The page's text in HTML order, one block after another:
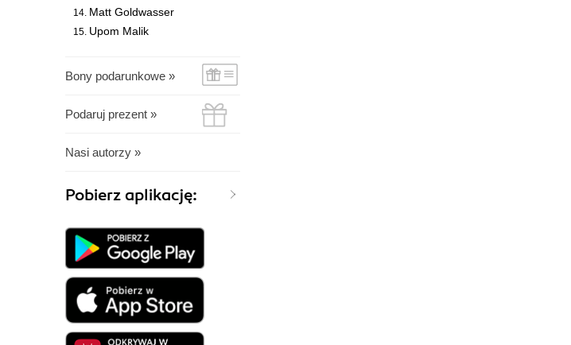
Matt Goldwasser
Upom Malik
Bony podarunkowe »
Podaruj prezent »
Nasi autorzy »
Pobierz aplikację: